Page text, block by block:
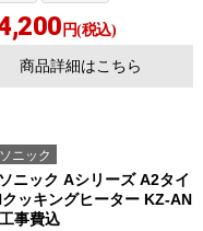
円(税込)
商品詳細はこちら
ニック
ニック Aシリーズ A2タイ
クッキングヒーター KZ-AN
事費込